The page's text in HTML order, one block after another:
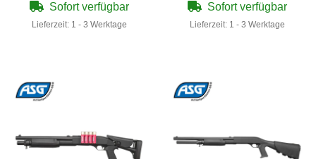
Sofort verfügbar
Lieferzeit: 1 - 3 Werktage
Sofort verfügbar
Lieferzeit: 1 - 3 Werktage